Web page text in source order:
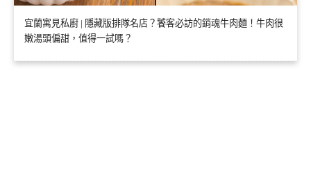
宜蘭寓見私廚 | 隱藏版排隊名店？饕客必訪的銷魂牛肉麵！牛肉很
嫩湯頭偏甜，值得一試嗎？